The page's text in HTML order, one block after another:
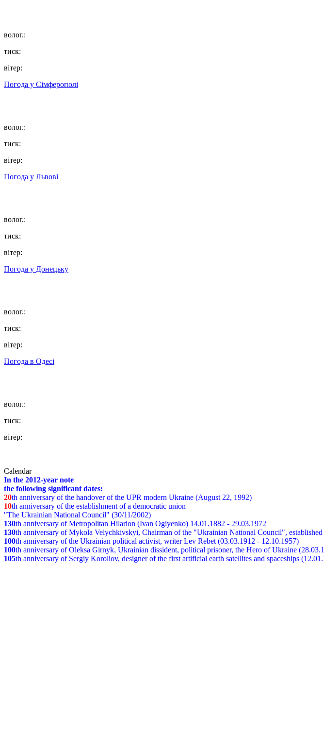
волог.:
тиск:
вітер:
Погода у Сімферополі
волог.:
тиск:
вітер:
Погода у Львові
волог.:
тиск:
вітер:
Погода у Донецьку
волог.:
тиск:
вітер:
Погода в Одесі
волог.:
тиск:
вітер:
Calendar
In the 2012-year note
the following significant dates:
20th anniversary of the handover of the UPR modern Ukraine (August 22, 1992)
10th anniversary of the establishment of a democratic union
"The Ukrainian National Council" (30/11/2002)
130th anniversary of Metropolitan Hilarion (Ivan Ogiyenko) 14.01.1882 - 29.03.1972
130th anniversary of Mykola Velychkivskyi, Chairman of the "Ukrainian National Council",
100th anniversary of the Ukrainian political activist, writer Lev Rebet (03.03.1912 - 12.10.1957)
100th anniversary of Oleksa Girnyk, Ukrainian dissident, political prisoner, the Hero of Ukraine
105th anniversary of Sergiy Koroliov, designer of the first artificial earth satellites and spaceships